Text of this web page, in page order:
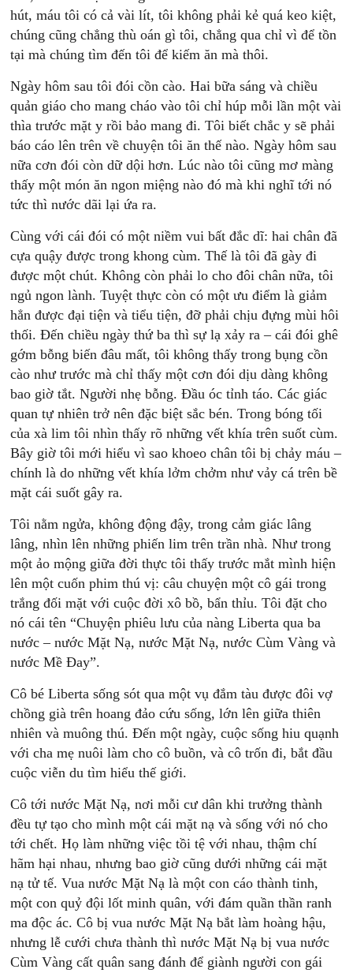
hút, máu tôi có cả vài lít, tôi không phải kẻ quá keo kiệt,
chúng cũng chẳng thù oán gì tôi, chẳng qua chỉ vì để tồn
tại mà chúng tìm đến tôi để kiếm ăn mà thôi.
Ngày hôm sau tôi đói cồn cào. Hai bữa sáng và chiều
quản giáo cho mang cháo vào tôi chỉ húp mỗi lần một vài
thìa trước mặt y rồi bảo mang đi. Tôi biết chắc y sẽ phải
báo cáo lên trên về chuyện tôi ăn thế nào. Ngày hôm sau
nữa cơn đói còn dữ dội hơn. Lúc nào tôi cũng mơ màng
thấy một món ăn ngon miệng nào đó mà khi nghĩ tới nó
tức thì nước dãi lại ứa ra.
Cùng với cái đói có một niềm vui bất đắc dĩ: hai chân đã
cựa quậy được trong khong cùm. Thế là tôi đã gày đi
được một chút. Không còn phải lo cho đôi chân nữa, tôi
ngủ ngon lành. Tuyệt thực còn có một ưu điểm là giảm
hẳn được đại tiện và tiểu tiện, đỡ phải chịu đựng mùi hôi
thối. Ðến chiều ngày thứ ba thì sự lạ xảy ra – cái đói ghê
gớm bỗng biến đâu mất, tôi không thấy trong bụng cồn
cào như trước mà chỉ thấy một cơn đói dịu dàng không
bao giờ tắt. Người nhẹ bỗng. Ðầu óc tỉnh táo. Các giác
quan tự nhiên trở nên đặc biệt sắc bén. Trong bóng tối
của xà lim tôi nhìn thấy rõ những vết khía trên suốt cùm.
Bây giờ tôi mới hiểu vì sao khoeo chân tôi bị chảy máu –
chính là do những vết khía lởm chởm như vảy cá trên bề
mặt cái suốt gây ra.
Tôi nằm ngửa, không động đậy, trong cảm giác lâng
lâng, nhìn lên những phiến lim trên trần nhà. Như trong
một ảo mộng giữa đời thực tôi thấy trước mắt mình hiện
lên một cuốn phim thú vị: câu chuyện một cô gái trong
trắng đối mặt với cuộc đời xô bồ, bẩn thỉu. Tôi đặt cho
nó cái tên “Chuyện phiêu lưu của nàng Liberta qua ba
nước – nước Mặt Nạ, nước Mặt Nạ, nước Cùm Vàng và
nước Mề Ðay”.
Cô bé Liberta sống sót qua một vụ đắm tàu được đôi vợ
chồng già trên hoang đảo cứu sống, lớn lên giữa thiên
nhiên và muông thú. Ðến một ngày, cuộc sống hiu quạnh
với cha mẹ nuôi làm cho cô buồn, và cô trốn đi, bắt đầu
cuộc viễn du tìm hiểu thế giới.
Cô tới nước Mặt Nạ, nơi mỗi cư dân khi trưởng thành
đều tự tạo cho mình một cái mặt nạ và sống với nó cho
tới chết. Họ làm những việc tồi tệ với nhau, thậm chí
hãm hại nhau, nhưng bao giờ cũng dưới những cái mặt
nạ tử tế. Vua nước Mặt Nạ là một con cáo thành tinh,
một con quỷ đội lốt minh quân, với đám quần thần ranh
ma độc ác. Cô bị vua nước Mặt Nạ bắt làm hoàng hậu,
nhưng lễ cưới chưa thành thì nước Mặt Nạ bị vua nước
Cùm Vàng cất quân sang đánh để giành người con gái